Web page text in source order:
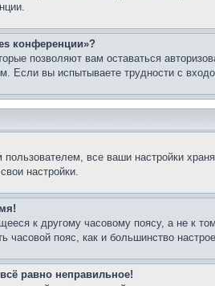
конференции»?
позволяют вам оставаться
Если вы испытываете трудности с
пользователем, все ваши настройки
настройки.
к другому часовому поясу, а не к
часовой пояс, как и большинство
равно неправильное!